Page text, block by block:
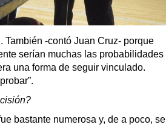
-contó Juan Cruz- porque
serían muchas las probabilidades
una forma de seguir vinculado.
bastante numerosa y, de a poco, se